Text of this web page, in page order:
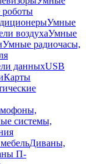
Умные
воздухаУмные
Умные радиочасы,
данныхUSB
Карты
системы,
Диваны,
П-